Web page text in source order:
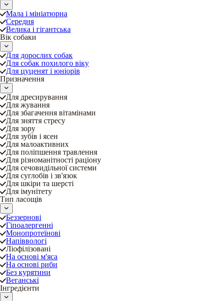
Мала і мініатюрна
Середня
Велика і гігантська
Вік собаки
Для дорослих собак
Для собак похилого віку
Для цуценят і юніорів
Призначення
Для дресирування
Для жування
Для збагачення вітамінами
Для зняття стресу
Для зору
Для зубів і ясен
Для малоактивних
Для поліпшення травлення
Для різноманітності раціону
Для сечовидільної системи
Для суглобів і зв'язок
Для шкіри та шерсті
Для імунітету
Тип ласощів
Беззернові
Гіпоалергенні
Монопротеїнові
Напіввологі
Ліофілізовані
На основі м'яса
На основі риби
Без курятини
Веганські
Інгредієнти